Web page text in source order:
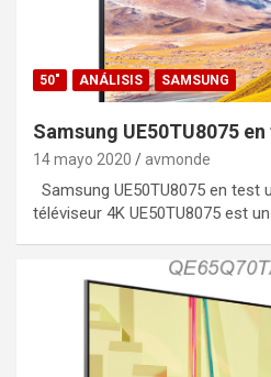
50" ANÁLISIS SAMSUNG
Samsung UE50TU8075
14 mayo 2020 avmonde
Samsung UE50TU8075 en test
téléviseur 4K UE50TU8075 est